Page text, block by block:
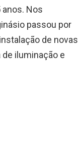
anos. Nos
passou por
de novas
iluminação e